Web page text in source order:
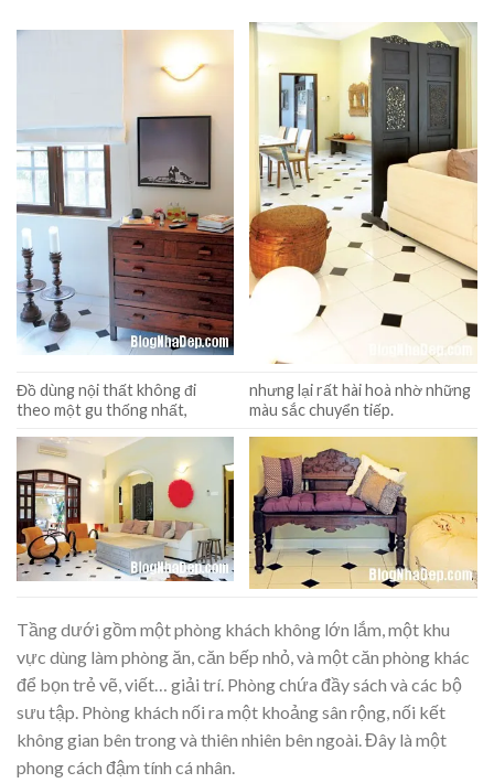
Đồ dùng nội thất không đi
theo một gu thốngnhất,
nhưng lại rất hài hoà nhờ những
màu sắc chuyển tiếp.
Tầng dưới gồm một phòng khách không lớn lắm, một khu
vực dùng làm phòng ăn, căn bếp nhỏ, và một căn phòng khác
để bọn trẻ vẽ, viết… giải trí. Phòng chứa đầy sách và các bộ
sưu tập. Phòng khách nối ra một khoảng sân rộng, nối kết
không gian bên trong và thiên nhiên bên ngoài. Đây là một
phong cách đậm tính cá nhân.